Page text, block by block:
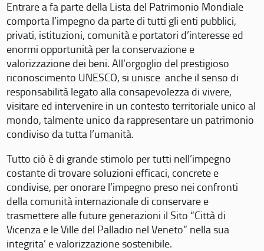
Entrare a fa parte della Lista del Patrimonio Mondiale
comporta l’impegno da parte di tutti gli enti pubblici,
privati, istituzioni, comunità e portatori d’interesse ed
enormi opportunità per la conservazione e
valorizzazione dei beni. All’orgoglio del prestigioso
riconoscimento UNESCO, si unisce anche il senso di
responsabilità legato alla consapevolezza di vivere,
visitare ed intervenire in un contesto territoriale unico al
mondo, talmente unico da rappresentare un patrimonio
condiviso da tutta l’umanità.
Tutto ciò è di grande stimolo per tutti nell’impegno
costante di trovare soluzioni efficaci, concrete e
condivise, per onorare l’impegno preso nei confronti
della comunità internazionale di conservare e
trasmettere alle future generazioni il Sito “Città di
Vicenza e le Ville del Palladio nel Veneto” nella sua
integrita’ e valorizzazione sostenibile.